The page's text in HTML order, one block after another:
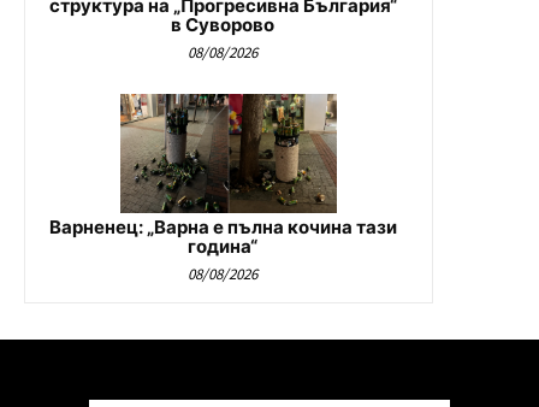
структура на „Прогресивна България“
в Суворово
08/08/2026
Варненец: „Варна е пълна кочина тази
година“
08/08/2026